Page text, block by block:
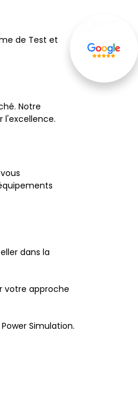
de Test et
Notre
l'excellence.
dans la
votre approche
Simulation.
Avis de nos